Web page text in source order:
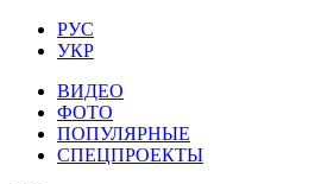
РУС
УКР
ВИДЕО
ФОТО
ПОПУЛЯРНЫЕ
СПЕЦПРОЕКТЫ